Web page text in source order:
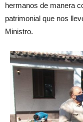
hermanos de manera
patrimonial que nos
Ministro.